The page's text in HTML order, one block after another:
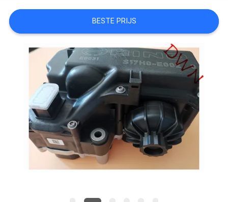
SITEMAP
PRIVACY
POLICY
BESTE PRIJS